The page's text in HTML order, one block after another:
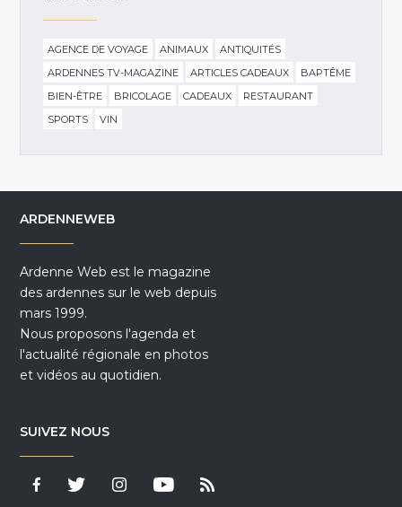
AGENCE DE VOYAGE ANIMAUX
ANTIQUITÉS
ARDENNES TV-MAGAZINE
ARTICLES CADEAUX
BAPTÊME
BIEN-ÊTRE
BRICOLAGE CADEAUX
RESTAURANT
SPORTS
VIN
ARDENNEWEB
Ardenne Web est le magazine
des ardennes sur le web depuis
mars 1999.
Nous proposons l'agenda et
l'actualité régionale en photos
et vidéos au quotidien.
SUIVEZ NOUS